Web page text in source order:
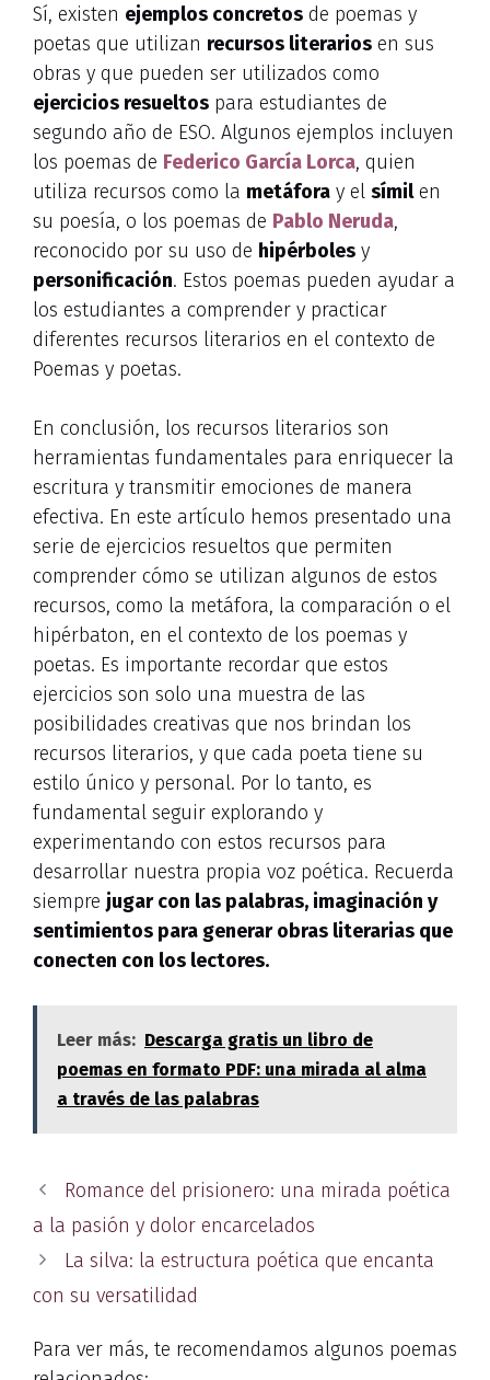
Sí, existen ejemplos concretos de poemas y
poetas que utilizan recursos literarios en sus
obras y que pueden ser utilizados como
ejercicios resueltos para estudiantes de
segundo año de ESO. Algunos ejemplos incluyen
los poemas de Federico García Lorca, quien
utiliza recursos como la metáfora y el símilen
su poesía, o los poemas de Pablo Neruda,
reconocido por su uso de hipérboles y
personificación. Estos poemas pueden ayudar a
los estudiantes a comprender y practicar
diferentes recursos literarios en el contexto de
Poemas y poetas.
En conclusión, los recursos literarios son
herramientas fundamentales para enriquecer la
escritura y transmitir emociones de manera
efectiva. En este artículo hemos presentado una
serie de ejercicios resueltos que permiten
comprender cómo se utilizan algunos de estos
recursos, como la metáfora, la comparación o el
hipérbaton, en el contexto de los poemas y
poetas. Es importante recordar que estos
ejercicios son solo una muestra de las
posibilidades creativas que nos brindan los
recursos literarios, y que cada poeta tiene su
estilo único y personal. Por lo tanto, es
fundamental seguir explorando y
experimentando con estos recursos para
desarrollar nuestra propia voz poética. Recuerda
siempre jugar con las palabras, imaginación y
sentimientos para generar obras literarias que
conecten con los lectores.
Leer más: Descarga gratis un libro de
poemas en formato PDF: una mirada al alma
a través de las palabras
Romance del prisionero: una mirada poética
a la pasión y dolor encarcelados
La silva: la estructura poética que encanta
con su versatilidad
Para ver más, te recomendamos algunos poemas